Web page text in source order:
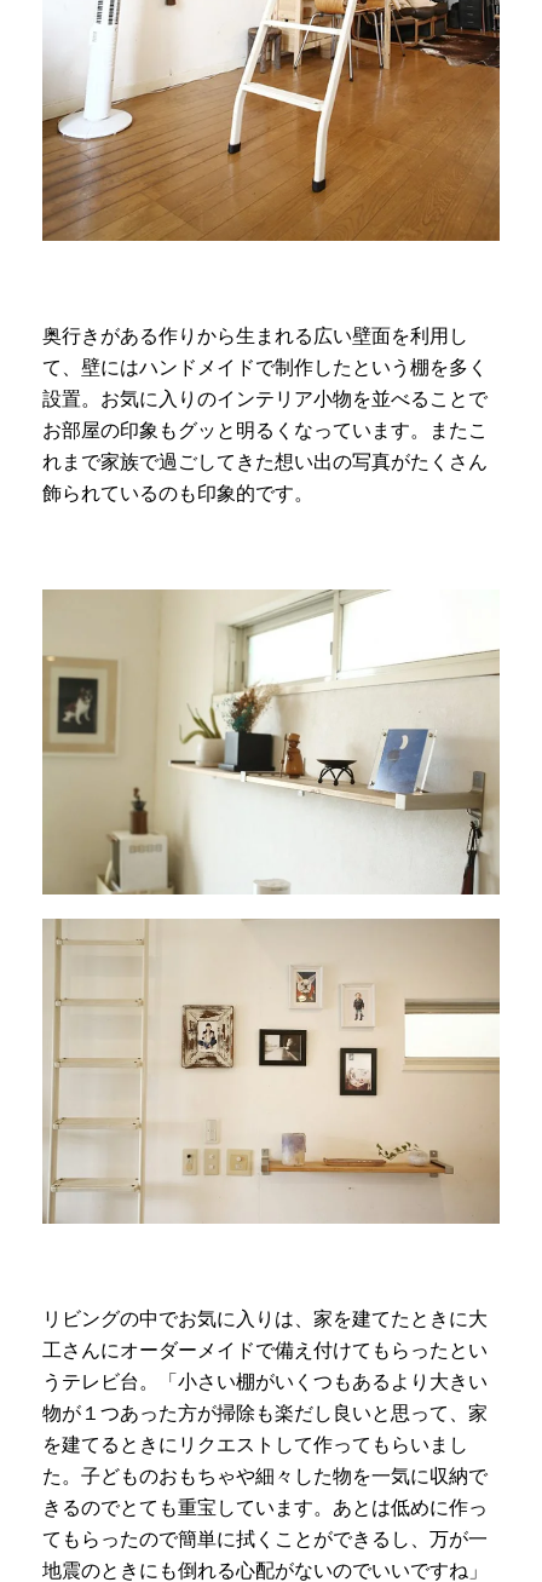
奥行きがある作りから生まれる広い壁面を利用し
て、壁にはハンドメイドで制作したという棚を多く
設置。お気に入りのインテリア小物を並べることで
お部屋の印象もグッと明るくなっています。またこ
れまで家族で過ごしてきた想い出の写真がたくさん
飾られているのも印象的です。
リビングの中でお気に入りは、家を建てたときに大
工さんにオーダーメイドで備え付けてもらったとい
うテレビ台。「小さい棚がいくつもあるより大きい
物が１つあった方が掃除も楽だし良いと思って、家
を建てるときにリクエストして作ってもらいまし
た。子どものおもちゃや細々した物を一気に収納で
きるのでとても重宝しています。あとは低めに作っ
てもらったので簡単に拭くことができるし、万が一
地震のときにも倒れる心配がないのでいいですね」